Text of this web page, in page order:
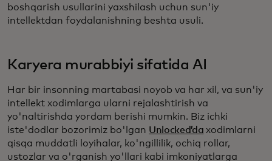
boshqarish usullarini yaxshilash uchun sun'iy
intellektdan foydalanishning beshta usuli.
Karyera murabbiyi sifatida AI
Har bir insonning martabasi noyob va har xil, va sun'iy
intellekt xodimlarga ularni rejalashtirish va
yo'naltirishda yordam berishi mumkin. Biz ichki
iste'dodlar bozorimiz bo'lgan Unlocked’da xodimlarni
qisqa muddatli loyihalar, ko'ngillilik, ochiq rollar,
ustozlar va o'rganish yo'llari kabi imkoniyatlarga